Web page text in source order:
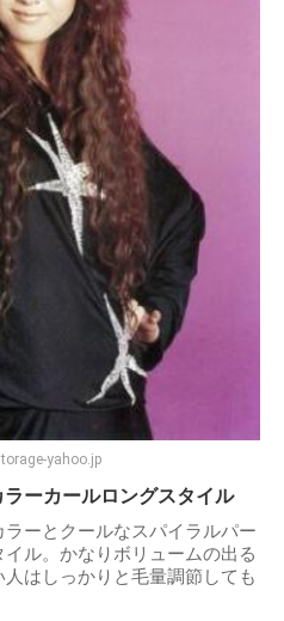
yahoo.jp
ーカールロングスタイル
ーとクールなスパイラルパー
ル。かなりボリュームの出る
はしっかりと毛量調節しても